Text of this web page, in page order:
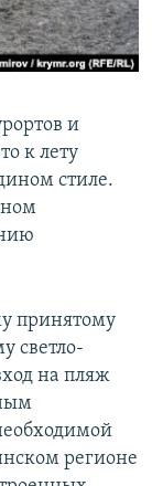
и
к лету
стиле.
принятому
светло-
на пляж
регионе